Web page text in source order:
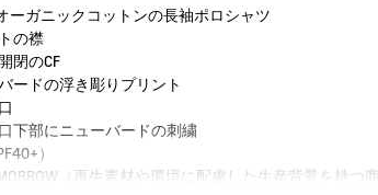
ーガニックコットンの長袖ポロシャツ
の襟
閉のCF
ードの浮き彫りプリント
下部にニューバードの刺繍
）
（再生素材や環境に配慮した生産背景を持つ商